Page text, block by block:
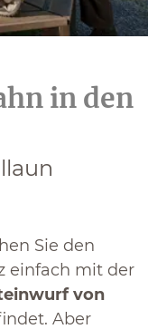
in den
Sie den
einfach mit der
von
Aber